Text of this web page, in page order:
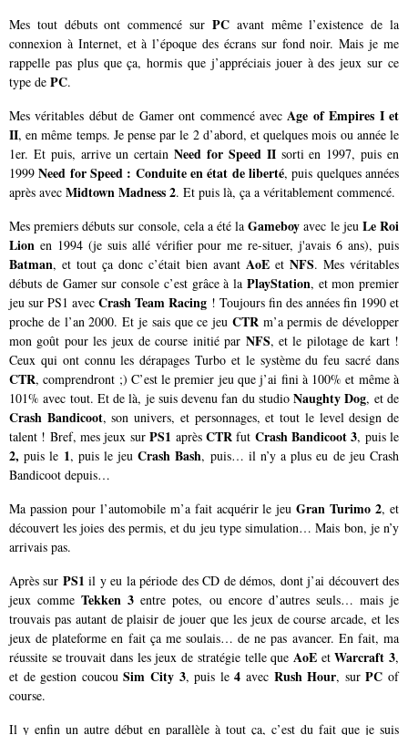
Mes tout débuts ont commencé sur PCavant même l’existence de la
connexion à Internet, et à l’époque des écrans sur fond noir. Mais je me
rappelle pas plus que ça, hormis que j’appréciais jouer à des jeux sur ce
type de PC.
Mes véritables début de Gamer ont commencé avecAge of Empires I et
II, en même temps. Je pense par le 2 d’abord, et quelques mois ou année le
1er. Et puis, arrive un certainNeed for Speed IIsorti en 1997, puis en
1999Need for Speed : Conduite en état de liberté, puis quelques années
après avec Midtown Madness 2. Et puis là, ça a véritablement commencé.
Mes premiers débuts sur console, cela a été laGameboy avec le jeu Le Roi
Lion en 1994 (je suis allé vérifier pour me re-situer, j'avais 6 ans), puis
Batman, et tout ça donc c’était bien avant AoE et NFS. Mes véritables
débuts de Gamer sur console c’est grâce à la PlayStation, et mon premier
jeu sur PS1 avecCrash Team Racing ! Toujours fin des années fin 1990 et
proche de l’an 2000. Et je sais que ce jeu CTRm’a permis de développer
mon goût pour les jeux de course initié par NFS, et le pilotage de kart !
Ceux qui ont connu les dérapages Turbo et le système du feu sacré dans
CTR, comprendront ;) C’est le premier jeu que j’ai fini à 100% et même à
101% avec tout. Et de là, je suis devenu fan du studioNaughty Dog, et de
Crash Bandicoot, son univers, et personnages, et tout le level design de
talent ! Bref, mes jeux surPS1 après CTRfut Crash Bandicoot 3, puis le
2, puis le 1, puis le jeu Crash Bash, puis… il n’y a plus eu de jeu Crash
Bandicoot depuis…
Ma passion pour l’automobile m’a fait acquérir le jeuGran Turimo 2, et
découvert les joies des permis, et du jeu type simulation… Mais bon, je n’y
arrivais pas.
Après sur PS1 il y eu la période des CD de démos, dont j’ai découvert des
jeux commeTekken 3 entre potes, ou encore d’autres seuls… mais je
trouvais pas autant de plaisir de jouer que les jeux de course arcade, et les
jeux de plateforme en fait ça me soulais… de ne pas avancer. En fait, ma
réussite se trouvait dans les jeux de stratégie telle que AoEetWarcraft 3,
et de gestion coucouSim City 3, puis le4 avec Rush Hour, surPC of
course.
Il y enfin un autre début en parallèle à tout ça, c’est du fait que je suis